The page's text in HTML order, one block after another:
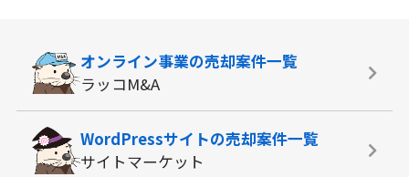
オンライン事業の売却案件一覧
ラッコM&A
WordPressサイトの売却案件一覧
サイトマーケット